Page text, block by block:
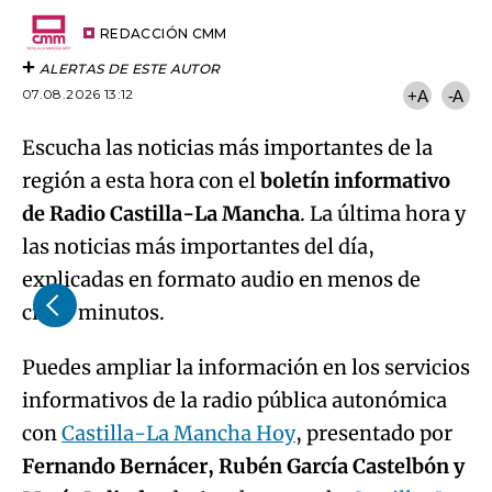
REDACCIÓN CMM
ALERTAS DE ESTE AUTOR
07.08.2026 13:12
+A -A
Escucha las noticias más importantes de la
región a esta hora con elboletín informativo
de Radio Castilla-La Mancha. La última hora y
las noticias más importantes del día,
explicadas en formato audio en menos de
cinco minutos.
Puedes ampliar la información en los servicios
informativos de la radio pública autonómica
conCastilla-La Mancha Hoy, presentado por
Fernando Bernácer, Rubén García Castelbón y